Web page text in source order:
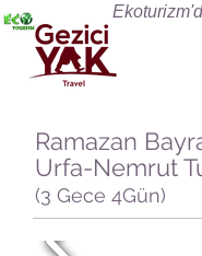
Ramazan
Urfa-Nemrut
(3 Gece 4Gün)